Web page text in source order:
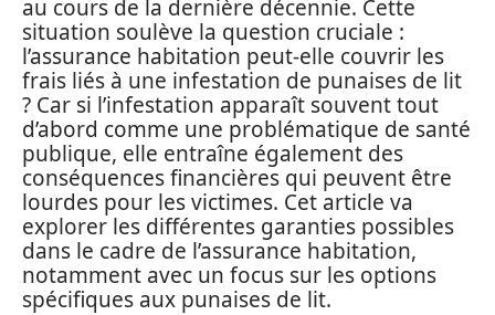
au cours de la dernière décennie. Cette
situation soulève la question cruciale :
l’assurance habitation peut-elle couvrir les
frais liés à une infestation de punaises de lit
? Car si l’infestation apparaît souvent tout
d’abord comme une problématique de santé
publique, elle entraîne également des
conséquences financières qui peuvent être
lourdes pour les victimes. Cet article va
explorer les différentes garanties possibles
dans le cadre de l’assurance habitation,
notamment avec un focus sur les options
spécifiques aux punaises de lit.